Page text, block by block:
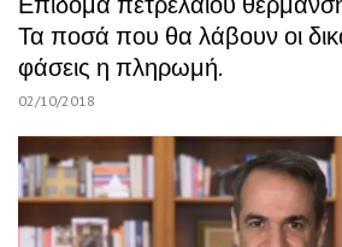
Τα ποσά που θα λάβουν οι
φάσεις η πληρωμή.
02/10/2018